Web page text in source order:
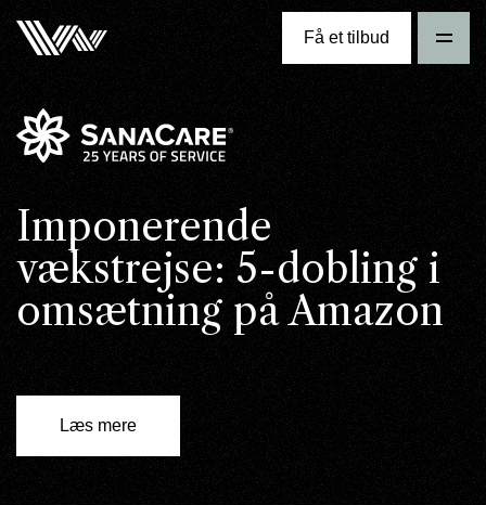
Få et tilbud
Imponerende
vækstrejse: 5-dobling i
omsætning på Amazon
Læs mere